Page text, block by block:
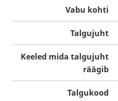
Vabu kohti
Talgujuht
Keeled mida talgujuht
räägib
Talgukood